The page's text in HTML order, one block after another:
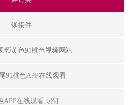
铆接件
频黄色91桃色视频网站
91桃色APP在线观看
APP在线观看 螺钉